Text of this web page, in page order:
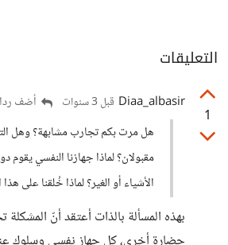
التعليقات
1
Diaa_albasir قبل 3 سنوات
أضف ردا
هل مرت بكم تجارب مشابهة؟ وهل
مقبولان؟ لماذا جهازنا النفسي يقوم
الأشياء أو الغير؟ لماذا خُلقنا على
بهذه المسألة بالذات أعتقد أنّ